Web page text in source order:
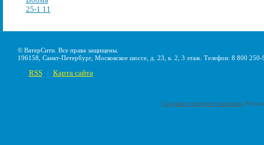
© ВатерСити. Все права защищены.
196158, Санкт-Петербург, Московское шоссе, д. 23, к. 2, 3 этаж. Телефон: 8 800
RSS Карта сайта
Создание интернет-магазина